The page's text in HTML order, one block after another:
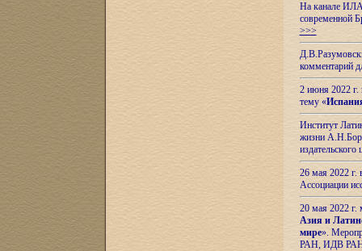
На канале ИЛА
современной
>>>
комментарий
2 июня 2022 г.
тему «
Институт
жизни
26 мая 2022
Ассоциации
20 мая 2022
Азия и
мире».
РАН, ИДВ